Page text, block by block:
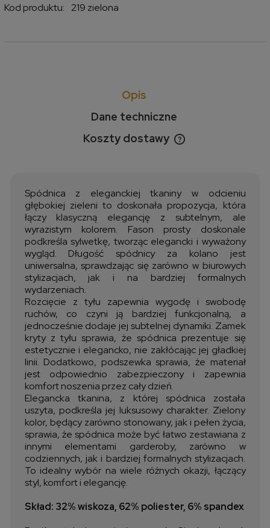
Kod produktu:
219 zielona
Opis
Dane techniczne
Koszty dostawy
Cena nie zawiera ewentualnych kosztów płatności
Spódnica z eleganckiej tkaniny w odcieniu
głębokiej zieleni to doskonała propozycja, która
łączy klasyczną elegancję z subtelnym, ale
wyrazistym kolorem. Fason prosty doskonale
podkreśla sylwetkę, tworząc elegancki i wyważony
wygląd. Długość spódnicy za kolano jest
uniwersalna, sprawdzając się zarówno w biurowych
stylizacjach, jak i na bardziej formalnych
wydarzeniach.
Rozcięcie z tyłu zapewnia wygodę i swobodę
ruchów, co czyni ją bardziej funkcjonalną, a
jednocześnie dodaje jej subtelnej dynamiki. Zamek
kryty z tyłu sprawia, że spódnica prezentuje się
estetycznie i elegancko, nie zakłócając jej gładkiej
linii. Dodatkowo, podszewka sprawia, że materiał
jest odpowiednio zabezpieczony i zapewnia
komfort noszenia przez cały dzień.
Elegancka tkanina, z której spódnica została
uszyta, podkreśla jej luksusowy charakter. Zielony
kolor, będący zarówno stonowany, jak i pełen życia,
sprawia, że spódnica może być łatwo zestawiana z
innymi elementami garderoby, zarówno w
codziennych, jak i bardziej formalnych stylizacjach.
To idealny wybór na wiele różnych okazji, łączący
styl, komfort i elegancję.
Skład: 32% wiskoza, 62% poliester, 6% spandex